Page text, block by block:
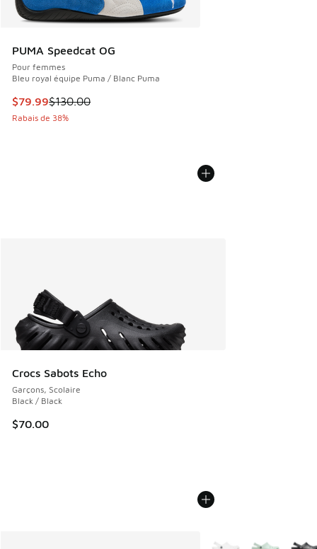
PUMA Speedcat OG
Pour femmes
Bleu royal équipe Puma / Blanc Puma
Cet article est en solde. Le prix est passé de $130.00 à
$79.99$130.00
Rabais de 38%
Crocs Sabots Echo
Garçons, Scolaire
Black / Black
$70.00
Plus de couleurs